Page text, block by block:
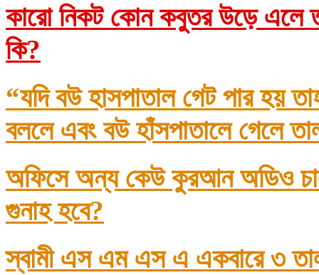
কারো নিকট কোন কবুতর উড়ে এলে
কি?
“যদি বউ হাসপাতাল গেট পার হয়
বললে এবং বউ হাঁসপাতালে গেলে
অফিসে অন্য কেউ কুরআন অডিও
গুনাহ হবে?
স্বামী এস এম এস এ একবারে ৩